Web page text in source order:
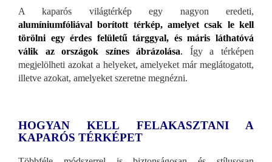
A kaparós világtérkép egy nagyon eredeti,
alumíniumfóliával borított térkép, amelyet csak le kell
törölni egy érdes felületű tárggyal, és máris láthatóvá
válik az országok színes ábrázolása. Így a térképen
megjelölheti azokat a helyeket, amelyeket már meglátogatott,
illetve azokat, amelyeket szeretne megnézni.
HOGYAN KELL FELAKASZTANI A
KAPARÓS TÉRKÉPET